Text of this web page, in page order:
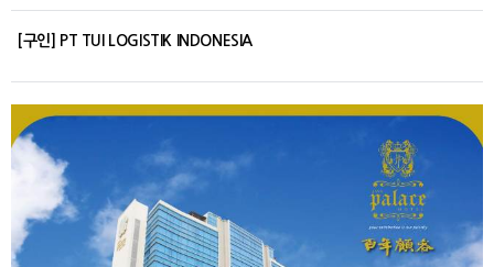
[구인] PT TUI LOGISTIK INDONESIA